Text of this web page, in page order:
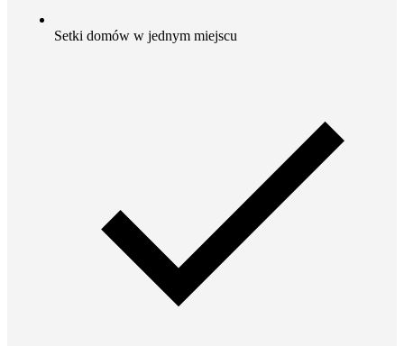
Setki domów w jednym miejscu